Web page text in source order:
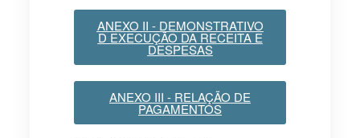
ANEXO II - DEMONSTRATIVO
D EXECUÇÃO DA RECEITA E
DESPESAS
ANEXO III - RELAÇÃO DE
PAGAMENTOS